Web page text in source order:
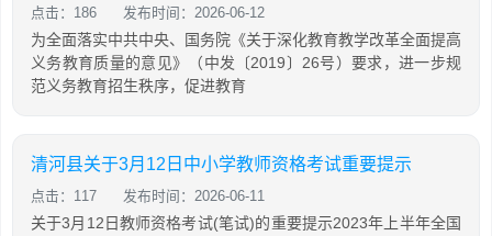
点击：186 发布时间：2026-06-12
为全面落实中共中央、国务院《关于深化教育教学改革全面提高
义务教育质量的意见》（中发〔2019〕26号）要求，进一步规
范义务教育招生秩序，促进教育
清河县关于3月12日中小学教师资格考试重要提示
点击：117 发布时间：2026-06-11
关于3月12日教师资格考试(笔试)的重要提示2023年上半年全国